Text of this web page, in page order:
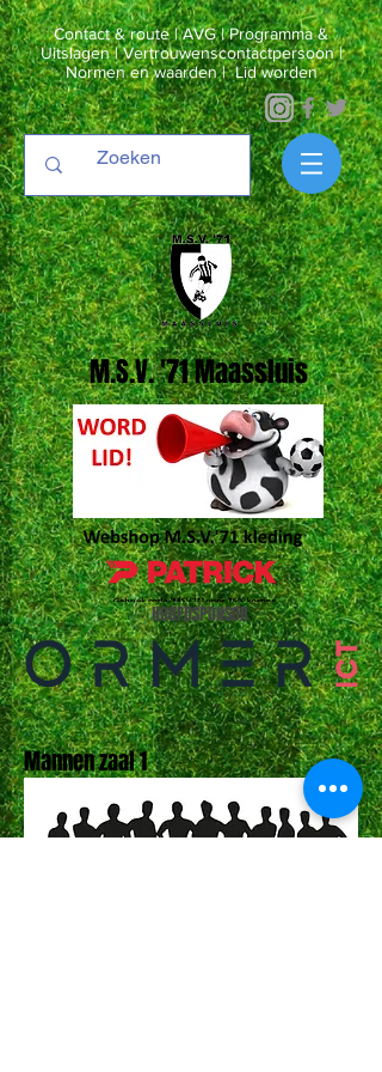
Contact & route|AVG|Programma &
Uitslagen|Vertrouwenscontactpersoon|
Normen en waarden|Lid worden
M.S.V. '71 Maassluis
HOOFDSPONSOR
Mannen zaal 1